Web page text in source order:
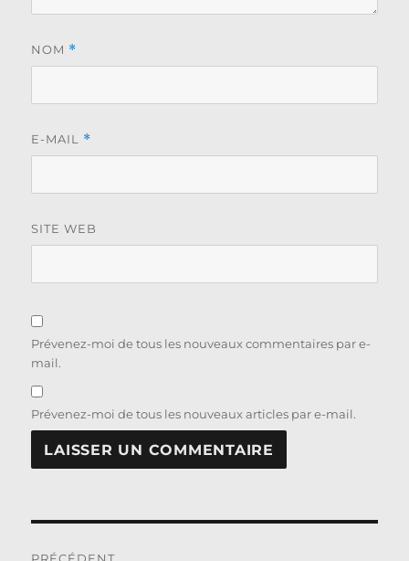
NOM *
E-MAIL *
SITE WEB
Prévenez-moi de tous les nouveaux commentaires par e-
mail.
Prévenez-moi de tous les nouveaux articles par e-mail.